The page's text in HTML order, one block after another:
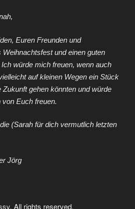
Euren Freunden und
Weihnachtsfest und einen guten
würde mich freuen, wenn auch
auf kleinen Wegen ein Stück
gehen könnten und würde
Euch freuen.
(Sarah für dich vermutlich letzten
Jörg
. All rights reserved.